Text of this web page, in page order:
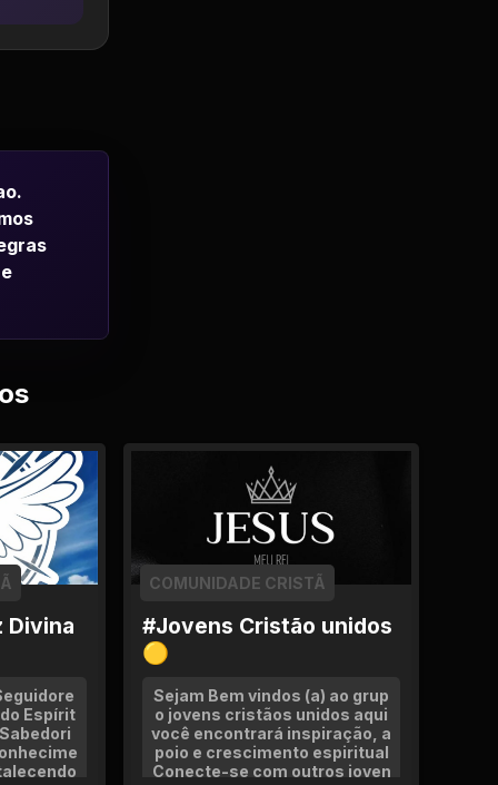
Divina
Espírit
#Jovens Cristão unidos
🟡
COMUNIDADE CRISTÃ
Sejam Bem vindos (a) ao grup
o jovens cristãos unidos aqui
você encontrará inspiração, a
poio e crescimento espiritual
Conecte-se com outros joven